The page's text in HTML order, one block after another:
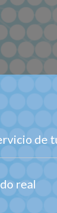
de
real